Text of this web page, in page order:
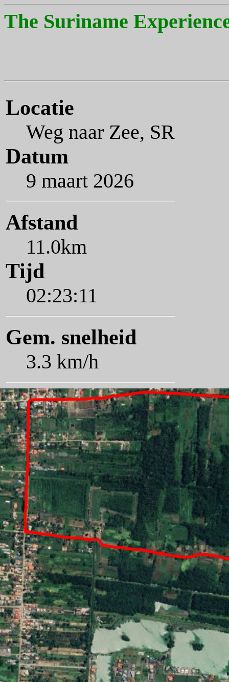
The Suriname
Locatie
Weg naar Zee, SR
Datum
9 maart 2026
Afstand
11.0km
Tijd
02:23:11
Gem. snelheid
3.3 km/h